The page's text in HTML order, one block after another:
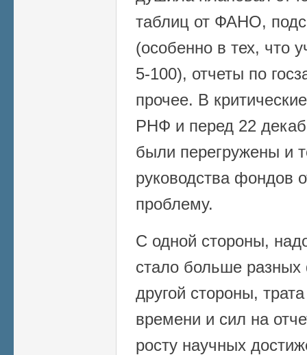
таблиц от ФАНО,
(особенно в тех, что
5-100), отчеты по
прочее. В
РНФ и перед 22
были перегружены и
руководства фондов
проблему.
С одной стороны,
стало больше
другой стороны,
времени и сил на
росту научных